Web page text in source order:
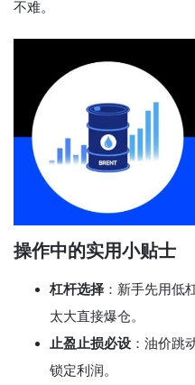
不难。
操作中的实用小贴士
杠杆选择 ：新手先用低
太大直接爆仓。
止盈止损必设 ：油价跳
锁定利润。